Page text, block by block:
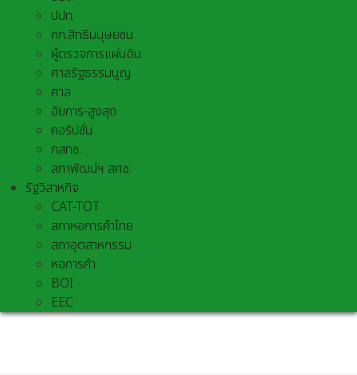
ปปท.
กก.สิทธิมนุษยชน
ผู้ตรวจการแผ่นดิน
ศาลรัฐธรรมนูญ
ศาล
อัยการ-สูงสุด
คอรัปชั่น
กสทช.
สภาพัฒน์ฯ สศช.
รัฐวิสาหกิจ
CAT-TOT
สภาหอการค้าไทย
สภาอุตสาหกรรม
หอการค้า
BOI
EEC